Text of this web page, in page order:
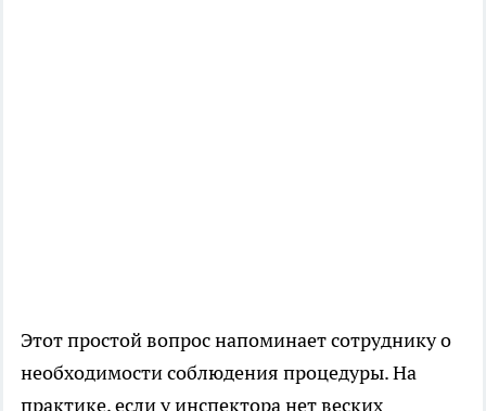
Этот простой вопрос напоминает сотруднику о
необходимости соблюдения процедуры. На
практике, если у инспектора нет веских